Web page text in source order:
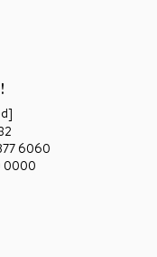
6060
0000